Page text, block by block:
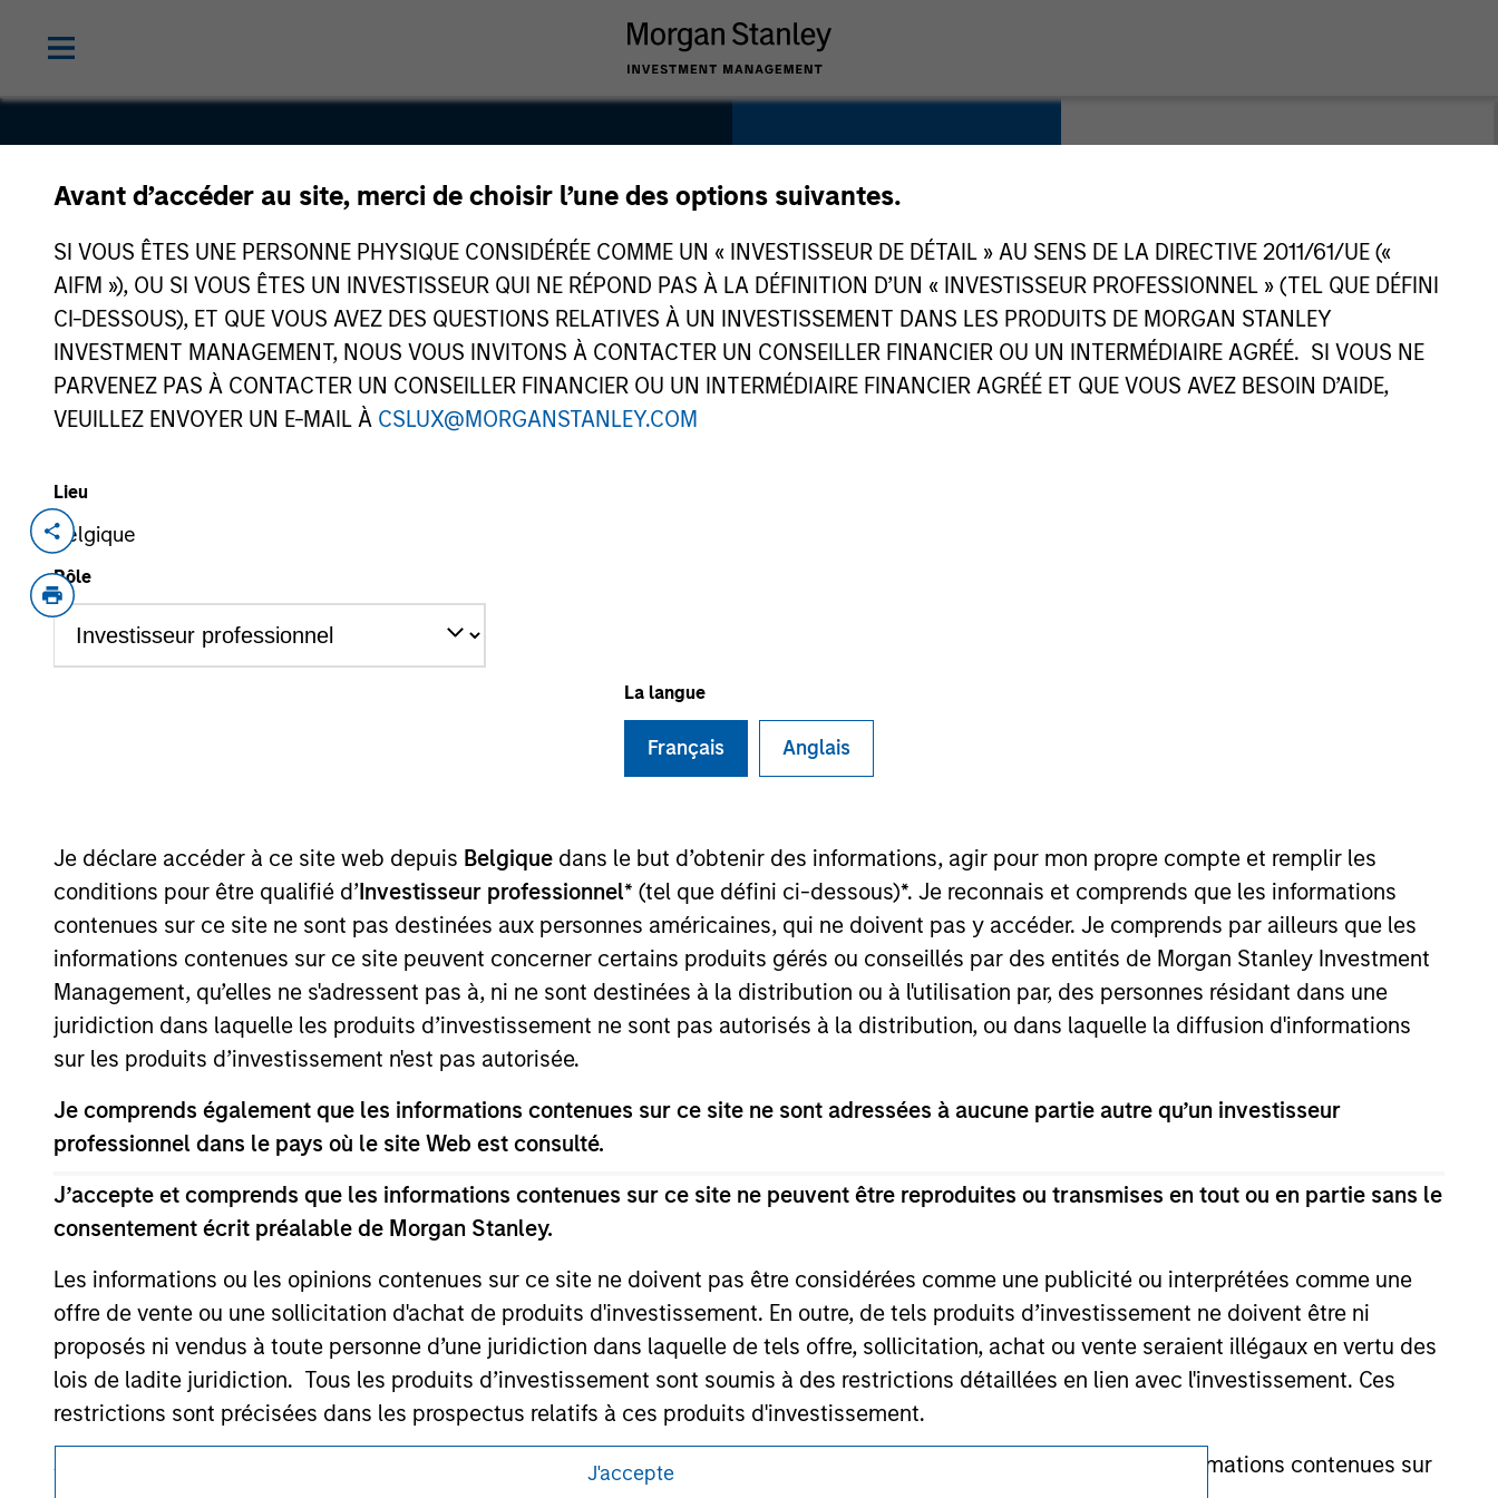
Avant d’accéder au site, merci de choisir l’une des options suivantes.
SI VOUS ÊTES UNE PERSONNE PHYSIQUE CONSIDÉRÉE COMME UN « INVESTISSEUR DE DÉTAIL » AU SENS DE LA DIRECTIVE 2011/61/UE («
AIFM »), OU SI VOUS ÊTES UN INVESTISSEUR QUI NE RÉPOND PAS À LA DÉFINITION D’UN « INVESTISSEUR PROFESSIONNEL » (TEL QUE DÉFINI
CI-DESSOUS), ET QUE VOUS AVEZ DES QUESTIONS RELATIVES À UN INVESTISSEMENT DANS LES PRODUITS DE MORGAN STANLEY
INVESTMENT MANAGEMENT, NOUS VOUS INVITONS À CONTACTER UN CONSEILLER FINANCIER OU UN INTERMÉDIAIRE AGRÉÉ. SI VOUS NE
PARVENEZ PAS À CONTACTER UN CONSEILLER FINANCIER OU UN INTERMÉDIAIRE FINANCIER AGRÉÉ ET QUE VOUS AVEZ BESOIN D’AIDE,
VEUILLEZ ENVOYER UN E-MAIL À CSLUX@MORGANSTANLEY.COM
Lieu
Belgique
Rôle
La langue
Français Anglais
Je déclare accéder à ce site web depuis Belgique dans le but d’obtenir des informations, agir pour mon propre compte et remplir les
conditions pour être qualifié d’Investisseur professionnel* (tel que défini ci-dessous)*. Je reconnais et comprends que les informations
contenues sur ce site ne sont pas destinées aux personnes américaines, qui ne doivent pas y accéder. Je comprends par ailleurs que les
informations contenues sur ce site peuvent concerner certains produits gérés ou conseillés par des entités de Morgan Stanley Investment
Management, qu’elles ne s'adressent pas à, ni ne sont destinées à la distribution ou à l'utilisation par, des personnes résidant dans une
juridiction dans laquelle les produits d’investissement ne sont pas autorisés à la distribution, ou dans laquelle la diffusion d'informations
sur les produits d’investissement n'est pas autorisée.
Je comprends également que les informations contenues sur ce site ne sont adressées à aucune partie autre qu’un investisseur
professionnel dans le pays où le site Web est consulté.
J’accepte et comprends que les informations contenues sur ce site ne peuvent être reproduites ou transmises en tout ou en partie sans le
consentement écrit préalable de Morgan Stanley.
Les informations ou les opinions contenues sur ce site ne doivent pas être considérées comme une publicité ou interprétées comme une
offre de vente ou une sollicitation d'achat de produits d'investissement. En outre, de tels produits d’investissement ne doivent être ni
proposés ni vendus à toute personne d’une juridiction dans laquelle de tels offre, sollicitation, achat ou vente seraient illégaux en vertu des
lois de ladite juridiction. Tous les produits d’investissement sont soumis à des restrictions détaillées en lien avec l'investissement. Ces
restrictions sont précisées dans les prospectus relatifs à ces produits d'investissement.
Je comprends également que Morgan Stanley Investment Management ne garantit pas ni ne reconnait que les informations contenues sur
J'accepte
LEAP India
Private
Limited
Logistics
India
Founded in 2013, LEAP is India’s largest pallet pooling company, dedicated to providing
dependable and cost-effective solutions to supply chains across India. The company
has an asset pool of approximately 4 million units, including pallets, foldable large
containers, crates and utility boxes. LEAP’s pooling business model is based on sharing
practices. This approach enables LEAP’s customers to minimize the impact on the
to single use assets)
View Site
As of August 21, 2025. The above is provided for informational and educational purposes only. There is no guarantee that the investment mentioned
resulted in positive performance (for realized holdings), or will perform well in the future (for current holdings). The trademarks and service marks
above are the property of their respective owners. The information on this website has not been authorized, sponsored, or otherwise approved by
such owners. By clicking on any links shown here, you agree that you are navigating to a third party site. We are providing these hyperlinks to you
monitoring by us of any information contained in any hyperlinked site. In no event shall we be responsible for the information contained on the site
or your use of such site
Morgan Stanley
Morgan Stanley Careers